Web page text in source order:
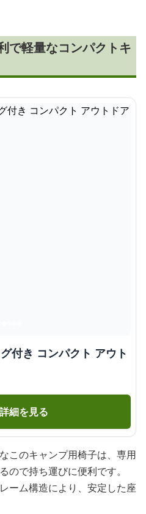
で軽量なコンパクトキ
付き コンパクト アウト
細を見る
このキャンプ用椅子は、専用
ので持ち運びに便利です。
ーム構造により、安定した座